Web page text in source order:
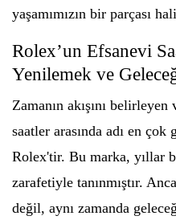
yaşamımızın bir parçası
Rolex’un Efsanevi
Yenilemek ve
Zamanın akışını
saatler arasında adı en
Rolex'tir. Bu marka, yıllar
zarafetiyle tanınmıştır.
değil, aynı zamanda